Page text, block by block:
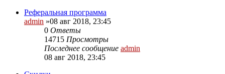
Реферальная программа
admin »08 авг 2018, 23:45
0 Ответы
14715 Просмотры
Последнее сообщение admin
08 авг 2018, 23:45